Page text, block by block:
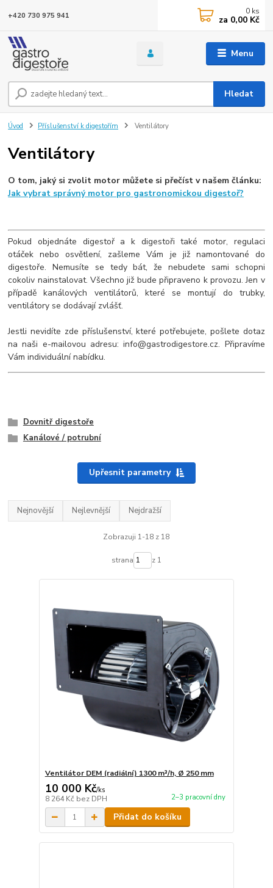
Menu
Hledat
+420 730 975 941 0 ks
za 0,00 Kč
Úvod Příslušenství k digestořím Ventilátory
Ventilátory
O tom, jaký si zvolit motor můžete si přečíst v našem článku:
Jak vybrat správný motor pro gastronomickou digestoř?
Pokud objednáte digestoř a k digestoři také motor, regulaci
otáček nebo osvětlení, zašleme Vám je již namontované do
digestoře. Nemusíte se tedy bát, že nebudete sami schopni
cokoliv nainstalovat. Všechno již bude připraveno k provozu. Jen v
případě kanálových ventilátorů, které se montují do trubky,
ventilátory se dodávají zvlášť.
Jestli nevidíte zde příslušenství, které potřebujete, pošlete dotaz
na naši e-mailovou adresu: info@gastrodigestore.cz. Připravíme
Vám individuální nabídku.
Dovnitř digestoře
Kanálové / potrubní
Upřesnit parametry
Nejnovější Nejlevnější Nejdražší
Zobrazuji 1-18 z 18
strana z 1
Ventilátor DEM (radiální) 1300 m³/h, Ø 250 mm
10 000 Kč/ks
8 264 Kč bez DPH 2–3 pracovní dny
Přidat do košíku